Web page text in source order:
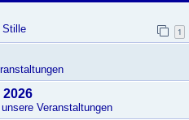
1
Stille
Veranstaltungen